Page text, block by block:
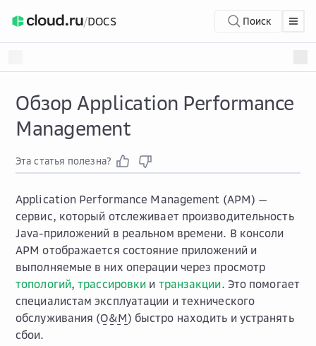
/DOCS Поиск
Обзор Application Performance
Management
Эта статья полезна?
Application Performance Management (APM) —
сервис, который отслеживает производительность
Java-приложений в реальном времени. В консоли
APM отображается состояние приложений и
выполняемые в них операции через просмотр
топологий,трассировки и транзакции. Это помогает
специалистам эксплуатации и технического
обслуживания (O&M) быстро находить и устранять
сбои.